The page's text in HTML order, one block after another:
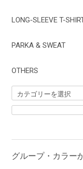
LONG-SLEEVE T-
PARKA & SWEAT
OTHERS
グループ・カラー